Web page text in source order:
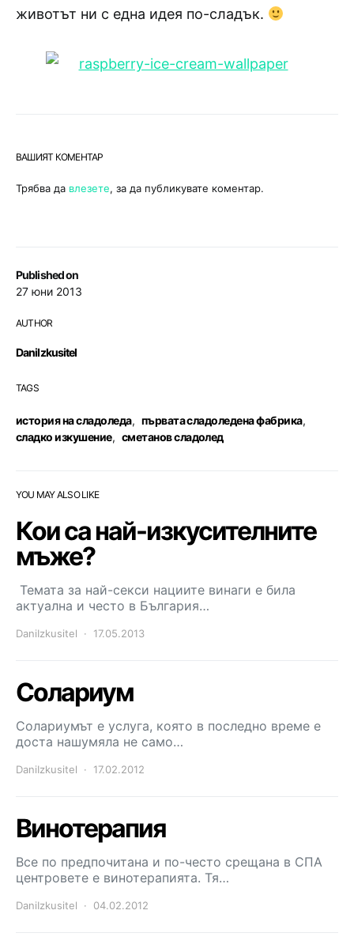
Published on
27 юни 2013
AUTHOR
DaniIzkusitel
TAGS
история на сладоледа, първата сладоледена фабрика,
сладко изкушение, сметанов сладолед
животът ни с една идея по-сладък.
ВАШИЯТ КОМЕНТАР
Трябва да влезете, за да публикувате коментар.
YOU MAY ALSO LIKE
Кои са най-изкусителните
мъже?
Темата за най-секси нациите винаги е била
актуална и често в България…
DaniIzkusitel 17.05.2013
Солариум
Солариумът е услуга, която в последно време е
доста нашумяла не само…
DaniIzkusitel 17.02.2012
Винотерапия
Все по предпочитана и по-често срещана в СПА
центровете е винотерапията. Тя…
DaniIzkusitel 04.02.2012